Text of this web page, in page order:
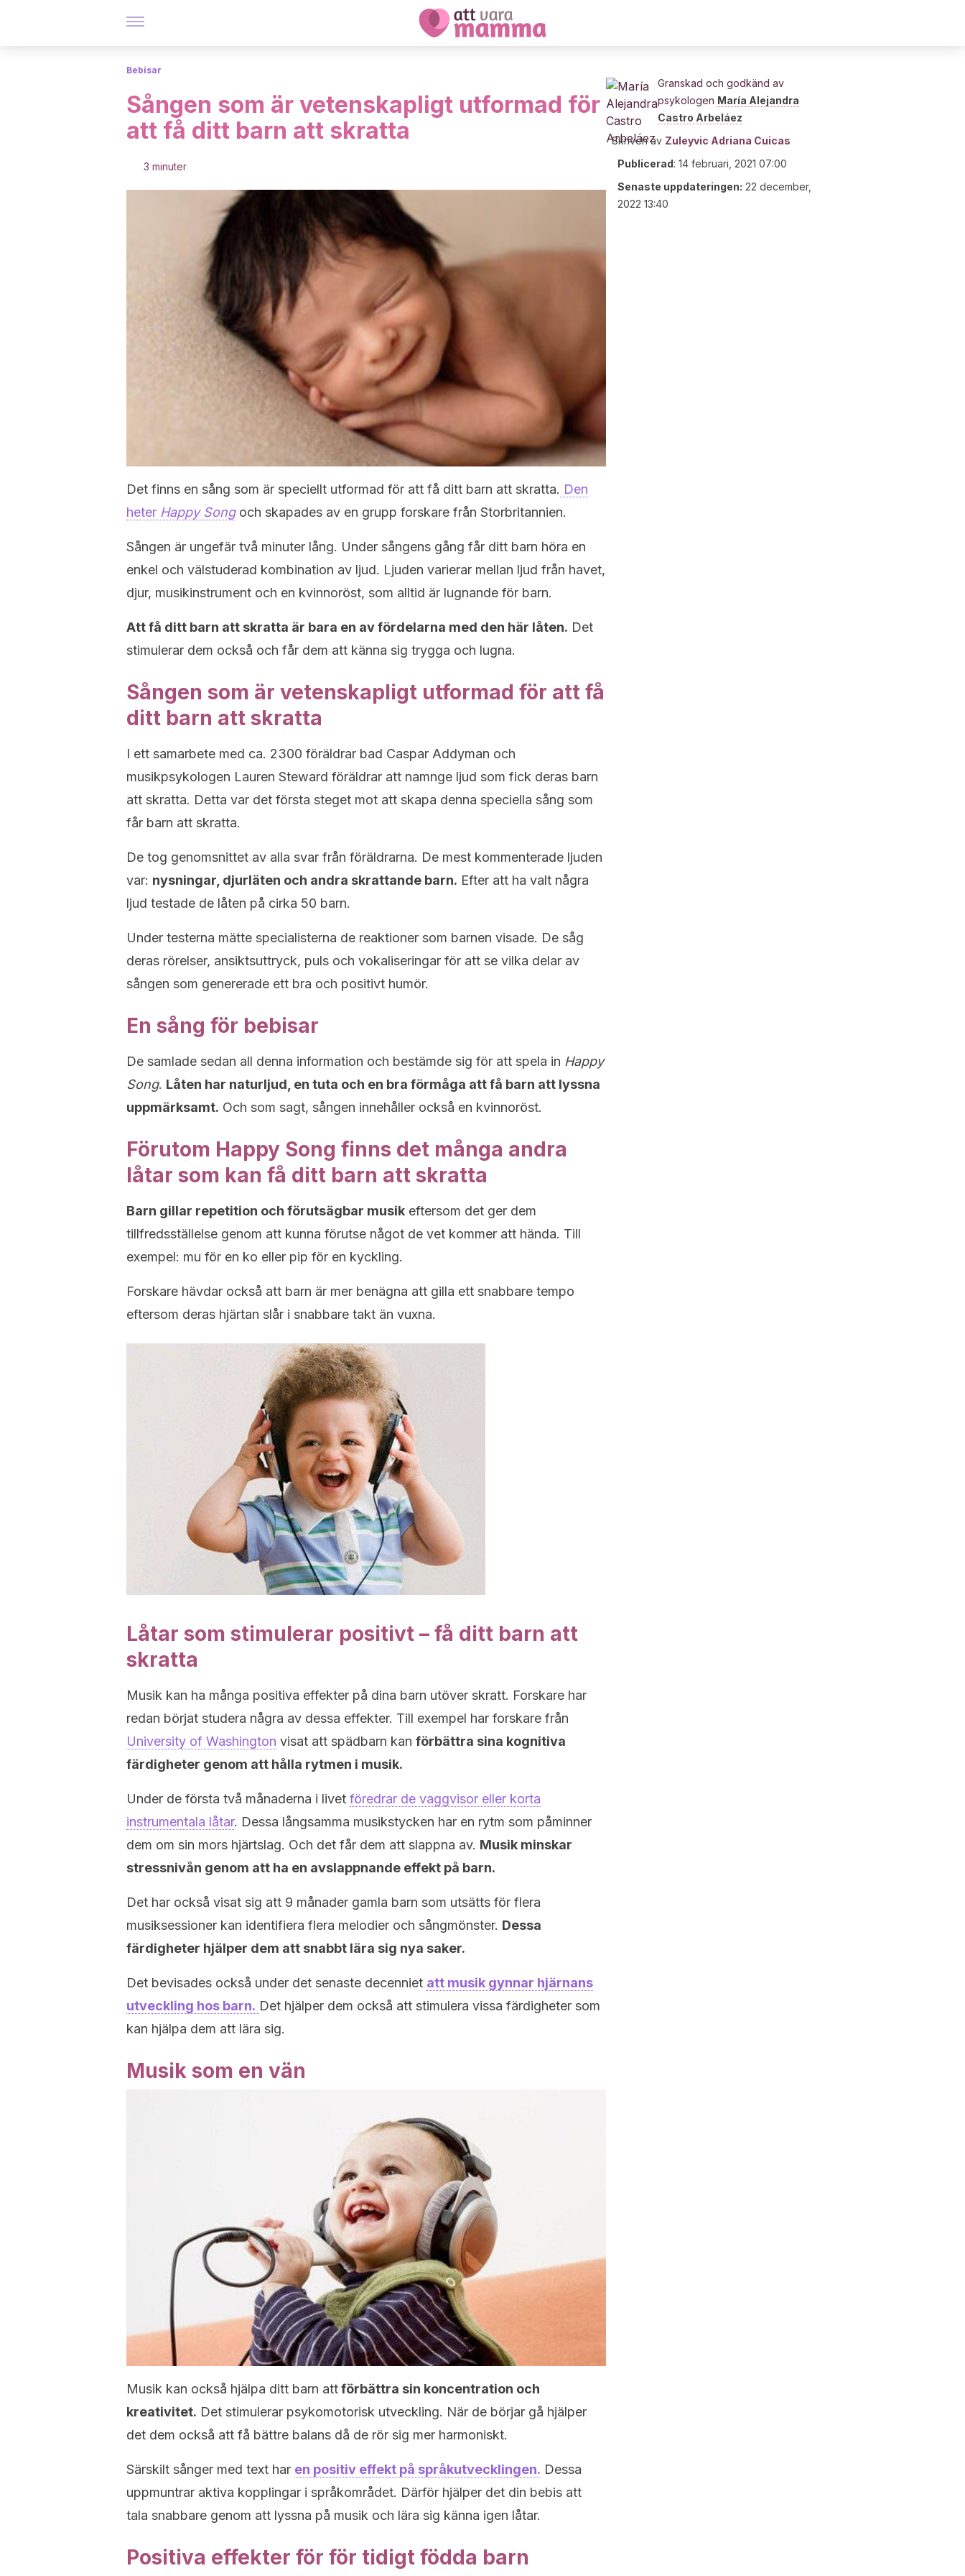
Bebisar
Sången som är vetenskapligt utformad för
att få ditt barn att skratta
3 minuter
Det finns en sång som är speciellt utformad för att få ditt barn att skratta. Den
heter Happy Songoch skapades av en grupp forskare från Storbritannien.
Sången är ungefär två minuter lång. Under sångens gång får ditt barn höra en
enkel och välstuderad kombination av ljud. Ljuden varierar mellan ljud från havet,
djur, musikinstrument och en kvinnoröst, som alltid är lugnande för barn.
Att få ditt barn att skratta är bara en av fördelarna med den här låten. Det
stimulerar dem också och får dem att känna sig trygga och lugna.
Sången som är vetenskapligt utformad för att få
ditt barn att skratta
I ett samarbete med ca. 2300 föräldrar bad Caspar Addyman och
musikpsykologen Lauren Steward föräldrar att namnge ljud som fick deras barn
att skratta. Detta var det första steget mot att skapa denna speciella sång som
får barn att skratta.
De tog genomsnittet av alla svar från föräldrarna. De mest kommenterade ljuden
var: nysningar, djurläten och andra skrattande barn. Efter att ha valt några
ljud testade de låten på cirka 50 barn.
Under testerna mätte specialisterna de reaktioner som barnen visade. De såg
deras rörelser, ansiktsuttryck, puls och vokaliseringar för att se vilka delar av
sången som genererade ett bra och positivt humör.
En sång för bebisar
De samlade sedan all denna information och bestämde sig för att spela in Happy
Song. Låten har naturljud, en tuta och en bra förmåga att få barn att lyssna
uppmärksamt. Och som sagt, sången innehåller också en kvinnoröst.
Förutom Happy Song finns det många andra
låtar som kan få ditt barn att skratta
Barn gillar repetition och förutsägbar musik eftersom det ger dem
tillfredsställelse genom att kunna förutse något de vet kommer att hända. Till
exempel: mu för en ko eller pip för en kyckling.
Forskare hävdar också att barn är mer benägna att gilla ett snabbare tempo
eftersom deras hjärtan slår i snabbare takt än vuxna.
Låtar som stimulerar positivt – få ditt barn att
skratta
Musik kan ha många positiva effekter på dina barn utöver skratt. Forskare har
redan börjat studera några av dessa effekter. Till exempel har forskare från
University of Washington visat att spädbarn kan förbättra sina kognitiva
färdigheter genom att hålla rytmen i musik.
Under de första två månaderna i livet föredrar de vaggvisor eller korta
instrumentala låtar. Dessa långsamma musikstycken har en rytm som påminner
dem om sin mors hjärtslag. Och det får dem att slappna av. Musik minskar
stressnivån genom att ha en avslappnande effekt på barn.
Det har också visat sig att 9 månader gamla barn som utsätts för flera
musiksessioner kan identifiera flera melodier och sångmönster. Dessa
färdigheter hjälper dem att snabbt lära sig nya saker.
Det bevisades också under det senaste decenniet att musik gynnar hjärnans
utveckling hos barn. Det hjälper dem också att stimulera vissa färdigheter som
kan hjälpa dem att lära sig.
Musik som en vän
Musik kan också hjälpa ditt barn attförbättra sin koncentration och
kreativitet. Det stimulerar psykomotorisk utveckling. När de börjar gå hjälper
det dem också att få bättre balans då de rör sig mer harmoniskt.
Särskilt sånger med text har en positiv effekt på språkutvecklingen. Dessa
uppmuntrar aktiva kopplingar i språkområdet. Därför hjälper det din bebis att
tala snabbare genom att lyssna på musik och lära sig känna igen låtar.
Positiva effekter för för tidigt födda barn
Granskad och godkänd av
psykologen María Alejandra
Castro Arbeláez
Skriven av Zuleyvic Adriana Cuicas
Publicerad: 14 februari, 2021 07:00
Senaste uppdateringen: 22 december,
2022 13:40